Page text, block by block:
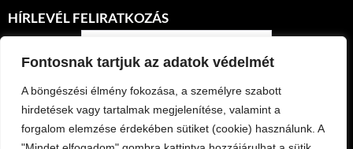
Fontosnak tartjuk az adatok védelmét
A böngészési élmény fokozása, a személyre szabott
hirdetések vagy tartalmak megjelenítése, valamint a
forgalom elemzése érdekében sütiket (cookie) használunk. A
HÍRLEVÉL FELIRATKOZÁS